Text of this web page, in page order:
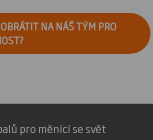
NA NÁŠ TÝM PRO
pro měnící se svět